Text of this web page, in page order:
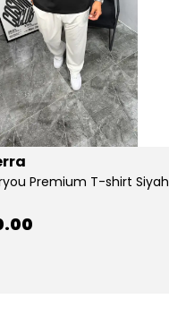
Premium T-shirt Siyah